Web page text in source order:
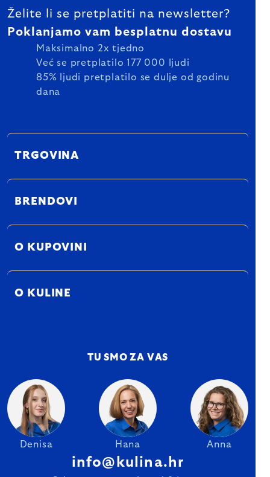
Želite li se pretplatiti na newsletter?
Poklanjamo vam besplatnu dostavu
Maksimalno 2x tjedno
Već se pretplatilo 177 000 ljudi
85% ljudi pretplatilo se dulje od godinu
dana
TRGOVINA
BRENDOVI
O KUPOVINI
O KULINE
TU SMO ZA VAS
Denisa Hana Anna
info@kulina.hr